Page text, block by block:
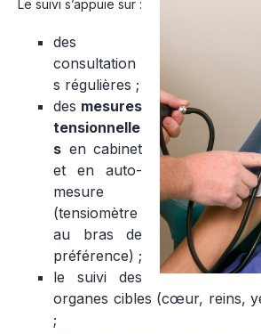
Le suivi s’appuie sur :
des
consultation
s régulières ;
des mesures
tensionnelle
s en cabinet
et en auto-
mesure
(tensiomètre
au bras de
préférence) ;
le suivi des
organes cibles (cœur, reins,
;